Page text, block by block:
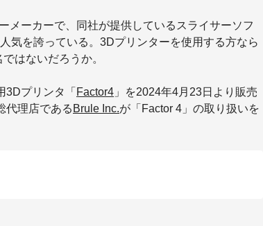
メーカーで、同社が提供しているスライサーソフ
気を誇っている。3Dプリンターを使用する方なら
はないだろうか。
3Dプリンタ「 Factor4 」を2024年4月23日より販売
代理店である Brule Inc.が「Factor 4」の取り扱いを